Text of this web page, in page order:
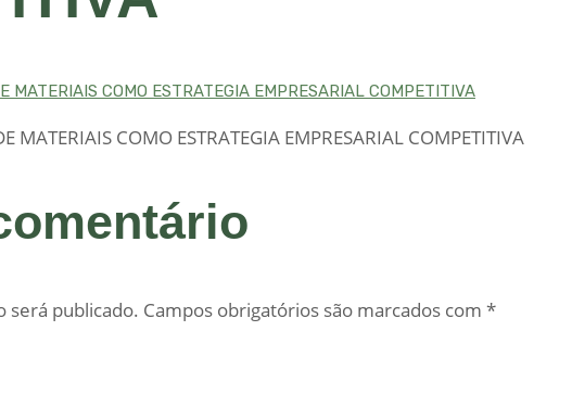
MATERIAIS COMO ESTRATEGIA EMPRESARIAL COMPETITIVA
será publicado. Campos obrigatórios são marcados com *